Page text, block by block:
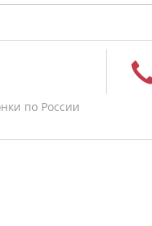
по России